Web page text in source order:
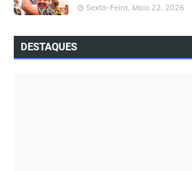
Sexta-Feira, Maio 22, 2026
DESTAQUES